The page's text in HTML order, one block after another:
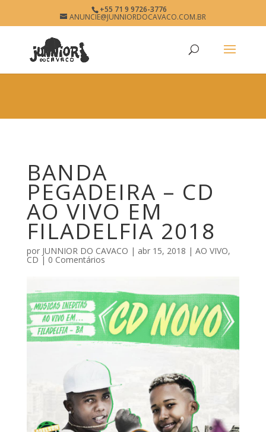
BANDA PEGADEIRA
www.junniordocavaco.com.br
+55 71 9 9726-3776
ANUNCIE@JUNNIORDOCAVACO.COM.BR
BANDA
PEGADEIRA – CD
AO VIVO EM
FILADELFIA 2018
por JUNNIOR DO CAVACO | abr 15, 2018 | AO VIVO,
CD | 0 Comentários
× Free - In Google Play View